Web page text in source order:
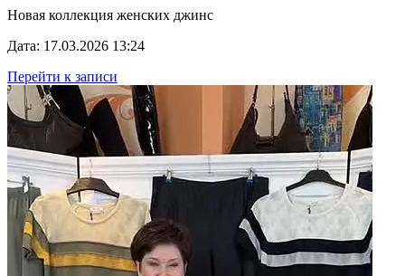
Новая коллекция женских джинс
Дата: 17.03.2026 13:24
Перейти к записи